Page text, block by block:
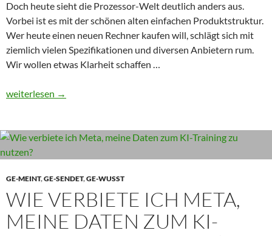
Doch heute sieht die Prozessor-Welt deutlich anders aus.
Vorbei ist es mit der schönen alten einfachen Produktstruktur.
Wer heute einen neuen Rechner kaufen will, schlägt sich mit
ziemlich vielen Spezifikationen und diversen Anbietern rum.
Wir wollen etwas Klarheit schaffen …
Praxis: Intel Core i7 vs AMD Ryzen 7 vs ARM – welche CPU für
weiterlesen →
GE-MEINT,GE-SENDET,GE-WUSST
WIE VERBIETE ICH META,
MEINE DATEN ZUM KI-